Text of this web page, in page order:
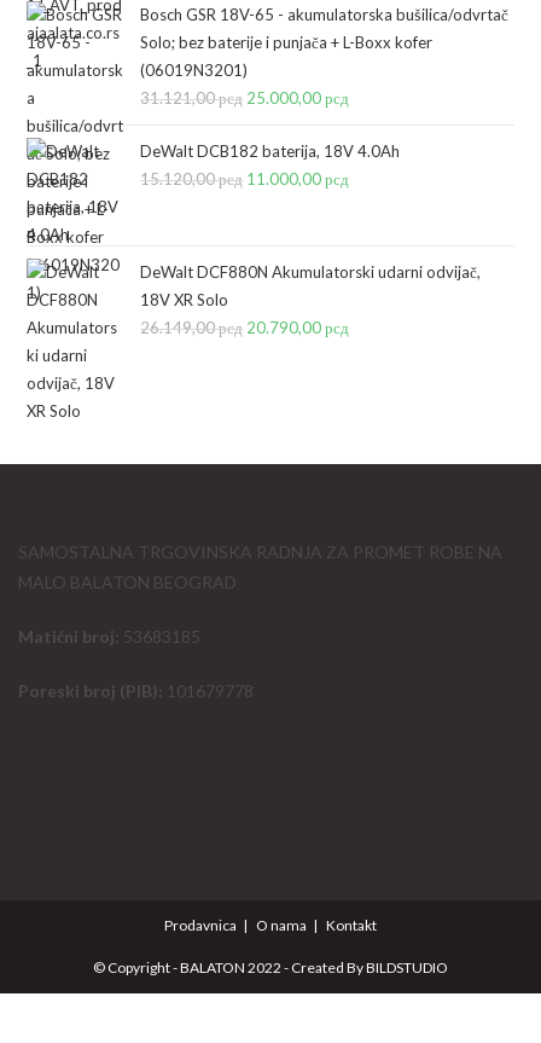
bila:
61.990,00 рсд.
46.990,00 рсд.
Bosch GSR 18V-65 - akumulatorska bušilica/odvrtač
Solo; bez baterije i punjača + L-Boxx kofer
(06019N3201)
31.121,00рсд Originalna
je
bila:
25.000,00рсд
je:
25.000,00 рсд.
DeWalt DCB182 baterija, 18V 4.0Ah
15.120,00рсд Originalna
bila:
11.000,00рсд
11.000,00 рсд.
DeWalt DCF880N Akumulatorski udarni odvijač,
18V XR Solo
26.149,00рсд Originalna
20.790,00рсд
SAMOSTALNA TRGOVINSKA RADNJA ZA PROMET ROBE NA
MALO BALATON BEOGRAD
Matični broj: 53683185
Poreski broj (PIB): 101679778
Prodavnica O nama Kontakt
© Copyright - BALATON 2022 - Created ByBILDSTUDIO